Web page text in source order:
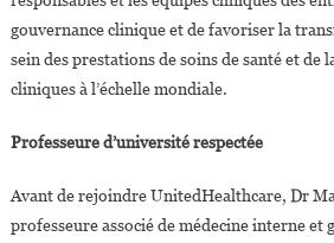
gouvernance clinique et de favoriser la
sein des prestations de soins de santé et de
cliniques à l’échelle mondiale.
Professeure d’université respectée
Avant de rejoindre UnitedHealthcare, Dr
professeure associé de médecine interne et